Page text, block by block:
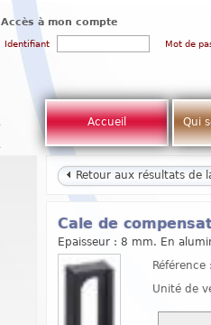
Accès à mon compte
Identifiant Mot de
Accueil Qui
Retour aux résultats de
Cale de
Epaisseur : 8 mm. En
Unité de